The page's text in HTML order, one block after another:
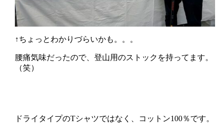
↑ちょっとわかりづらいかも。。。
腰痛気味だったので、登山用のストックを持ってます。
（笑）
ドライタイプのTシャツではなく、コットン100％です。